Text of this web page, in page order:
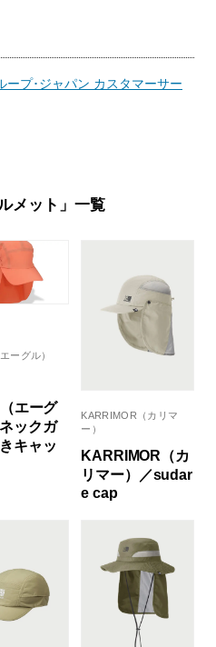
ープ･ジャパン カスタマーサー
メット」一覧
ーグル）
エーグ
ックガ
キャッ
KARRIMOR（カリマ
ー）
KARRIMOR（カ
リマー）／sudar
e cap